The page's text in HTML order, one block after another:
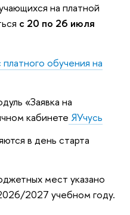
на платной
с 20 по 26 июля
обучения на
«Заявка на
кабинете ЯУчусь
в день старта
мест указано
2027 учебном году.